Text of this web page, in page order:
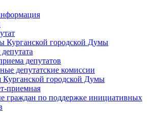
Курганской городской Думы
депутатов
депутатские комиссии
Курганской городской Думы
приемная
граждан по поддержке инициативных